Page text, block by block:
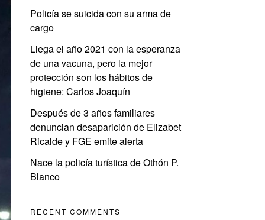
Policía se suicida con su arma de
cargo
Llega el año 2021 con la esperanza
de una vacuna, pero la mejor
protección son los hábitos de
higiene: Carlos Joaquín
Después de 3 años familiares
denuncian desaparición de Elizabet
Ricalde y FGE emite alerta
Nace la policía turística de Othón P.
Blanco
RECENT COMMENTS